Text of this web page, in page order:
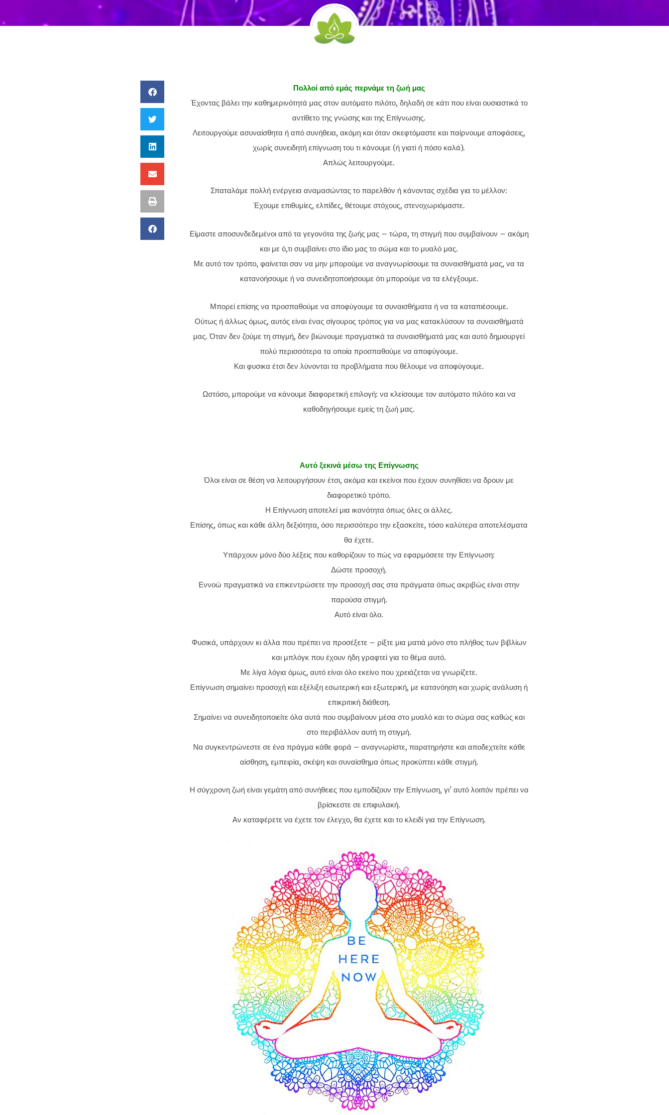
Πολλοί από εμάς περνάμε τη ζωή μας
Έχοντας βάλει την καθημερινότητά μας στον αυτόματο πιλότο, δηλαδή σε κάτι που είναι ουσιαστικά το
αντίθετο της γνώσης και της Επίγνωσης.
Λειτουργούμε ασυναίσθητα ή από συνήθεια, ακόμη και όταν σκεφτόμαστε και παίρνουμε αποφάσεις,
χωρίς συνειδητή επίγνωση του τι κάνουμε (ή γιατί ή πόσο καλά).
Απλώς λειτουργούμε.
Σπαταλάμε πολλή ενέργεια αναμασώντας το παρελθόν ή κάνοντας σχέδια για το μέλλον:
Έχουμε επιθυμίες, ελπίδες, θέτουμε στόχους, στενοχωριόμαστε.
Είμαστε αποσυνδεδεμένοι από τα γεγονότα της ζωής μας – τώρα, τη στιγμή που συμβαίνουν – ακόμη
και με ό,τι συμβαίνει στο ίδιο μας το σώμα και το μυαλό μας.
Με αυτό τον τρόπο, φαίνεται σαν να μην μπορούμε να αναγνωρίσουμε τα συναισθήματά μας, να τα
κατανοήσουμε ή να συνειδητοποιήσουμε ότι μπορούμε να τα ελέγξουμε.
Μπορεί επίσης να προσπαθούμε να αποφύγουμε τα συναισθήματα ή να τα καταπιέσουμε.
Ούτως ή άλλως όμως, αυτός είναι ένας σίγουρος τρόπος για να μας κατακλύσουν τα συναισθήματά
μας. Όταν δεν ζούμε τη στιγμή, δεν βιώνουμε πραγματικά τα συναισθήματά μας και αυτό δημιουργεί
πολύ περισσότερα τα οποία προσπαθούμε να αποφύγουμε.
Και φυσικα έτσι δεν λύνονται τα προβλήματα που θέλουμε να αποφύγουμε.
Ωστόσο, μπορούμε να κάνουμε διαφορετική επιλογή: να κλείσουμε τον αυτόματο πιλότο και να
καθοδηγήσουμε εμείς τη ζωή μας.
Αυτό ξεκινά μέσω της Επίγνωσης
Όλοι είναι σε θέση να λειτουργήσουν έτσι, ακόμα και εκείνοι που έχουν συνηθίσει να δρουν με
διαφορετικό τρόπο.
Η Επίγνωση αποτελεί μια ικανότητα όπως όλες οι άλλες.
Επίσης, όπως και κάθε άλλη δεξιότητα, όσο περισσότερο την εξασκείτε, τόσο καλύτερα αποτελέσματα
θα έχετε.
Υπάρχουν μόνο δύο λέξεις που καθορίζουν το πώς να εφαρμόσετε την Επίγνωση:
Δώστε προσοχή.
Εννοώ πραγματικά να επικεντρώσετε την προσοχή σας στα πράγματα όπως ακριβώς είναι στην
παρούσα στιγμή.
Αυτό είναι όλο.
Φυσικά, υπάρχουν κι άλλα που πρέπει να προσέξετε – ρίξτε μια ματιά μόνο στο πλήθος των βιβλίων
και μπλόγκ που έχουν ήδη γραφτεί για το θέμα αυτό.
Με λίγα λόγια όμως, αυτό είναι όλο εκείνο που χρειάζεται να γνωρίζετε.
Επίγνωση σημαίνει προσοχή και εξέλιξη εσωτερική και εξωτερική, με κατανόηση και χωρίς ανάλυση ή
επικριτική διάθεση.
Σημαίνει να συνειδητοποιείτε όλα αυτά που συμβαίνουν μέσα στο μυαλό και το σώμα σας καθώς και
στο περιβάλλον αυτή τη στιγμή.
Να συγκεντρώνεστε σε ένα πράγμα κάθε φορά – αναγνωρίστε, παρατηρήστε και αποδεχτείτε κάθε
αίσθηση, εμπειρία, σκέψη και συναίσθημα όπως προκύπτει κάθε στιγμή.
Η σύγχρονη ζωή είναι γεμάτη από συνήθειες που εμποδίζουν την Επίγνωση, γι’ αυτό λοιπόν πρέπει να
βρίσκεστε σε επιφυλακή.
Αν καταφέρετε να έχετε τον έλεγχο, θα έχετε και το κλειδί για την Επίγνωση.